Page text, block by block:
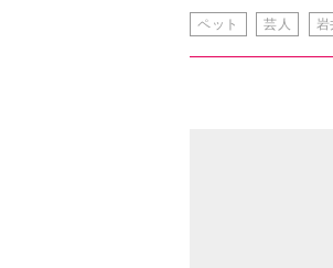
ペット 芸人 岩